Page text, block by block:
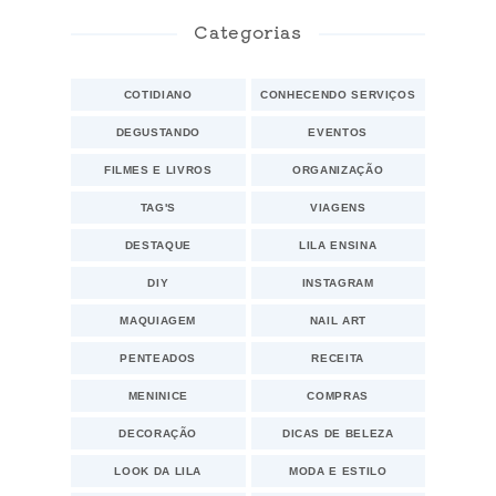
Categorias
COTIDIANO CONHECENDO SERVIÇOS
DEGUSTANDO EVENTOS
FILMES E LIVROS ORGANIZAÇÃO
TAG'S VIAGENS
DESTAQUE LILA ENSINA
DIY INSTAGRAM
MAQUIAGEM NAIL ART
PENTEADOS RECEITA
MENINICE COMPRAS
DECORAÇÃO DICAS DE BELEZA
LOOK DA LILA MODA E ESTILO